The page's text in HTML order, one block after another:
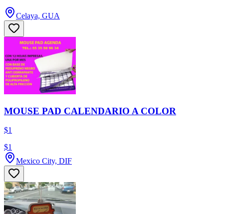
Celaya, GUA
MOUSE PAD CALENDARIO A COLOR
$1
$1
Mexico City, DIF